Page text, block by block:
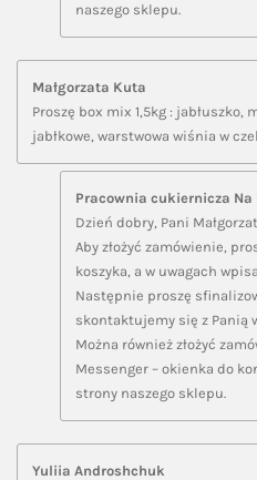
naszego sklepu.
Małgorzata Kuta
Proszę box mix 1,5kg : jabłuszko,
jabłkowe, warstwowa wiśnia w
Pracownia cukiernicza Na
Dzień dobry, Pani
Aby złożyć zamówienie,
koszyka, a w uwagach
Następnie proszę
skontaktujemy się z Panią
Można również złożyć
Messenger – okienka do
strony naszego sklepu.
Yuliia Androshchuk